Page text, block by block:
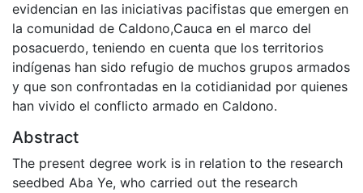
evidencian en las iniciativas pacifistas que emergen en
la comunidad de Caldono,Cauca en el marco del
posacuerdo, teniendo en cuenta que los territorios
indígenas han sido refugio de muchos grupos armados
y que son confrontadas en la cotidianidad por quienes
han vivido el conflicto armado en Caldono.
Abstract
The present degree work is in relation to the research
seedbed Aba Ye, who carried out the research